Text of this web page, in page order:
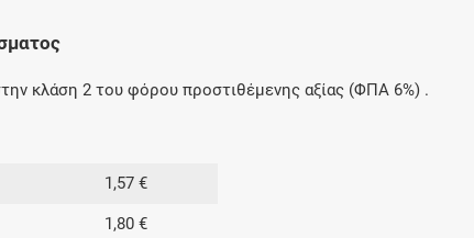
κλάση 2 του φόρου προστιθέμενης αξίας (ΦΠΑ 6%) .
1,57 €
1,80 €